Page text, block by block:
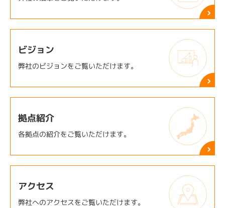
ビジョン
弊社のビジョンをご覧いただけます。
拠点紹介
各拠点の紹介をご覧いただけます。
アクセス
弊社へのアクセスをご覧いただけます。